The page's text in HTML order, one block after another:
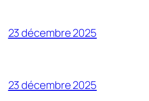
23 décembre 2025
23 décembre 2025